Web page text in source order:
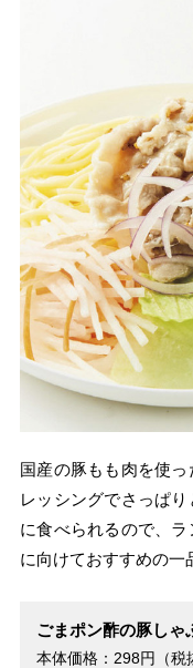
国産の豚もも肉を使
レッシングでさっぱ
に食べられるので、
に向けておすすめの一
ごまポン酢の豚しゃ
本体価格：298円（税